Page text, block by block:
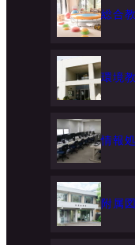
総合
環境
情報
附属